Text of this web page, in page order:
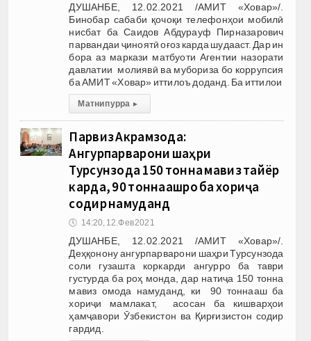
ДУШАНБЕ, 12.02.2021 /АМИТ «Ховар»/.
Бинобар сабаби қочоқи телефонҳои мобилӣ
нисбат ба Саидов Абдурауф Пирназарович
парвандаи ҷиноятӣ оғоз карда шудааст. Дар ин
бора аз маркази матбуоти Агентии назорати
давлатии молиявӣ ва мубориза бо коррупсия
ба АМИТ «Ховар» иттилоъ доданд. Ба иттилои
Матни пурра ▸
Парвиз Акрамзода:
Ангурпарварони шаҳри
Турсунзода 150 тонна мавиз тайёр
карда, 90 тоннаашро ба хориҷа
содир намуданд
🕔 14:20, 12.Фев 2021
ДУШАНБЕ, 12.02.2021 /АМИТ «Ховар»/.
Деҳқонону ангурпарварони шаҳри Турсунзода
соли гузашта коркарди ангурро ба таври
густурда ба роҳ монда, дар натиҷа 150 тонна
мавиз омода намуданд, ки 90 тоннааш ба
хориҷи мамлакат, асосан ба кишварҳои
ҳамҷавори Ӯзбекистон ва Қирғизистон содир
гардид.